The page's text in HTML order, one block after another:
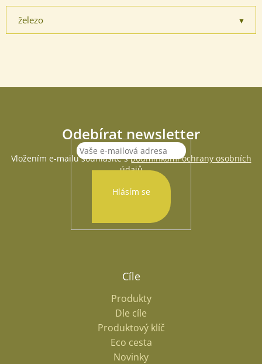
železo
Odebírat newsletter
Vložením e-mailu souhlasíte spodmínkami ochrany osobních
údajů
Hlásím se
Cíle
Produkty
Dle cíle
Produktový klíč
Eco cesta
Novinky